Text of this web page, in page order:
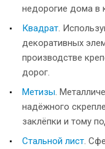
недорогие дома в
Квадрат.
декоративных
производстве
дорог.
Метизы.
надёжного
заклёпки и тому
Стальной лист.